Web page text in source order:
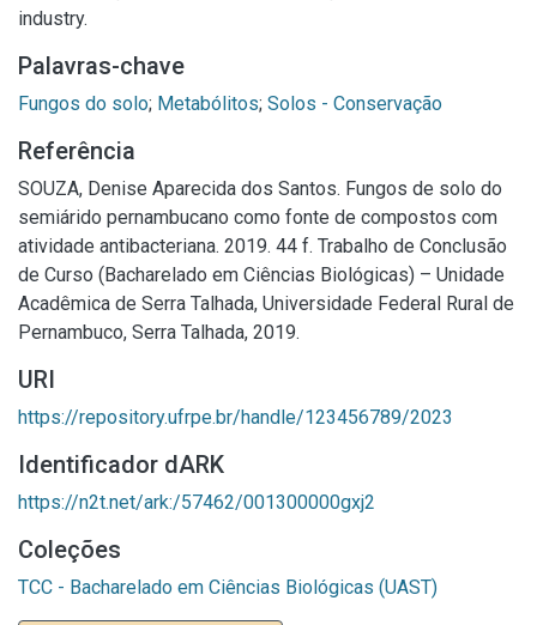
industry.
Palavras-chave
Fungos do solo; Metabólitos; Solos - Conservação
Referência
SOUZA, Denise Aparecida dos Santos. Fungos de solo do
semiárido pernambucano como fonte de compostos com
atividade antibacteriana. 2019. 44 f. Trabalho de Conclusão
de Curso (Bacharelado em Ciências Biológicas) – Unidade
Acadêmica de Serra Talhada, Universidade Federal Rural de
Pernambuco, Serra Talhada, 2019.
URI
https://repository.ufrpe.br/handle/123456789/2023
Identificador dARK
https://n2t.net/ark:/57462/001300000gxj2
Coleções
TCC - Bacharelado em Ciências Biológicas (UAST)